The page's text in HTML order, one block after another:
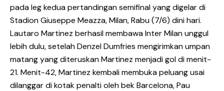
pada leg kedua pertandingan semifinal yang digelar di
Stadion Giuseppe Meazza, Milan, Rabu (7/6) dini hari.
Lautaro Martinez berhasil membawa Inter Milan unggul
lebih dulu, setelah Denzel Dumfries mengirimkan umpan
matang yang diteruskan Martinez menjadi gol di menit-
21. Menit-42, Martinez kembali membuka peluang usai
dilanggar di kotak penalti oleh bek Barcelona, Pau